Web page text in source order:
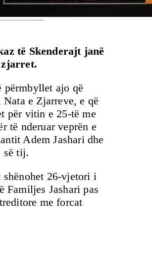
të Skenderajt janë
përmbyllet ajo që
e Zjarreve, e që
për vitin e 25-të me
të nderuar veprën e
Adem Jashari dhe
së tij.
26-vjetori i
Familjes Jashari pas
me forcat